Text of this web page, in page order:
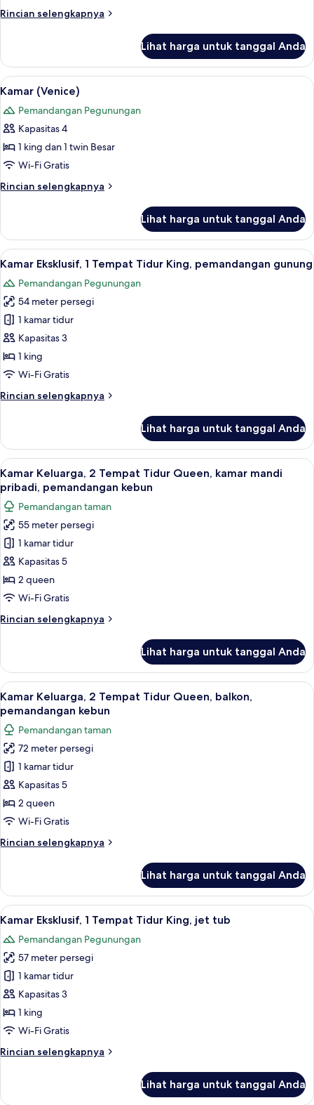
Rincian selengkapnya
Rincian
Suite
(Berlin)
Lihat harga untuk tanggal Anda
Lihat
semua
foto
untuk
Kamar
(Venice)
Kamar (Venice) | Meja kerja, tirai
4
Kamar (Venice)
Pemandangan Pegunungan
Kapasitas 4
1 king dan 1 twin Besar
Wi-Fi Gratis
Rincian selengkapnya
Rincian
Kamar
(Venice)
Lihat harga untuk tanggal Anda
Lihat
semua
foto
untuk
Kamar
Eksklusif,
1
Tempat
King,
Kamar Eksklusif, 1 Tempat Tidur
4
Kamar Eksklusif, 1 Tempat Tidur King, pemandangan gunung
Pemandangan Pegunungan
54 meter persegi
1 kamar tidur
Kapasitas 3
1 king
Wi-Fi Gratis
Rincian selengkapnya
Rincian
Kamar
Eksklusif,
1
Tempat
Tidur
King,
pemandangan
gunung
Lihat harga untuk tanggal Anda
Lihat
semua
foto
untuk
Kamar
Keluarga,
2
Tempat
Tidur
kamar
pemandangan
kebun
Kamar Keluarga, 2 Tempat Tidur
4
Kamar Keluarga, 2 Tempat Tidur Queen, kamar mandi
pribadi, pemandangan kebun
Pemandangan taman
55 meter persegi
1 kamar tidur
Kapasitas 5
2 queen
Wi-Fi Gratis
Rincian selengkapnya
Rincian
Kamar
Keluarga,
2
Tempat
Tidur
Queen,
kamar
mandi
pribadi,
pemandangan
Lihat harga untuk tanggal Anda
Lihat
semua
foto
untuk
Kamar
Keluarga,
2
Tempat
Tidur
balkon,
Kamar Keluarga, 2 Tempat Tidur
4
Kamar Keluarga, 2 Tempat Tidur Queen, balkon,
pemandangan kebun
Pemandangan taman
72 meter persegi
1 kamar tidur
Kapasitas 5
2 queen
Wi-Fi Gratis
Rincian selengkapnya
Rincian
Kamar
Keluarga,
2
Tidur
Queen,
balkon,
pemandangan
kebun
Lihat harga untuk tanggal Anda
Lihat
semua
foto
untuk
Kamar
Eksklusif,
1
Tempat
King,
Kamar Eksklusif, 1 Tempat Tidur
4
Kamar Eksklusif, 1 Tempat Tidur King, jet tub
Pemandangan Pegunungan
57 meter persegi
1 kamar tidur
Kapasitas 3
1 king
Wi-Fi Gratis
Rincian selengkapnya
Rincian
Kamar
Lihat harga untuk tanggal Anda